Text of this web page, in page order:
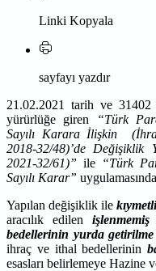
Linki Kopyala
sayfayı yazdır
21.02.2021 tarih ve 31402
yürürlüğe giren
“Türk
Sayılı Karara İlişkin
2018-32/48)’de Değişiklik
2021-32/61)” ile “Türk
Sayılı Karar”
Yapılan değişiklik ile
aracılık edilen işlenmemiş
bedellerinin yurda getirilme
ihraç ve ithal bedellerinin
esasları belirlemeye Hazine